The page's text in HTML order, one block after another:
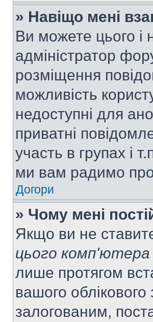
» Навіщо мені
Ви можете цього і
адміністратор
розміщення
можливість
недоступні для
приватні
участь в групах і
ми вам радимо
Догори
» Чому мені
Якщо ви не
цього комп'ютера
лише протягом
вашого
залогованим,